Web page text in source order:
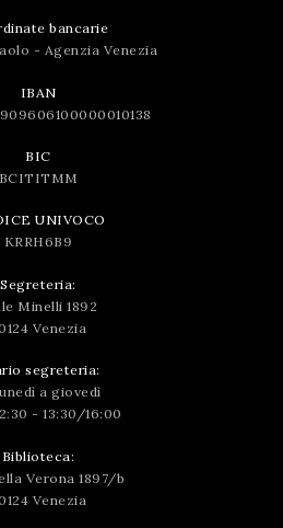
bancarie
- Agenzia Venezia
IBAN
BIC
BCITITMM
UNIVOCO
KRRH6B9
Segreteria:
Minelli 1892
Venezia
segreteria:
a giovedì
- 13:30/16:00
Biblioteca:
Verona 1897/b
Venezia